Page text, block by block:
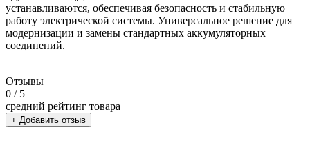
устанавливаются, обеспечивая безопасность и стабильную
работу электрической системы. Универсальное решение для
модернизации и замены стандартных аккумуляторных
соединений.
Отзывы
0 / 5
средний рейтинг товара
+ Добавить отзыв